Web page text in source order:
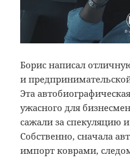
Борис написал
и
Эта
ужасного для
сажали за спекуляцию
Собственно, сначала
импорт коврами,